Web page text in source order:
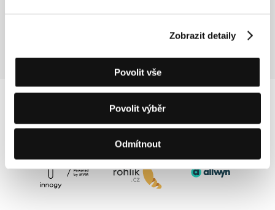
Zobrazit detaily
Povolit vše
Povolit výběr
Odmítnout